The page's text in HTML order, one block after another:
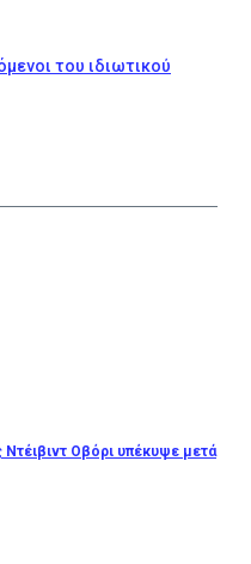
του ιδιωτικού
Οβόρι υπέκυψε μετά